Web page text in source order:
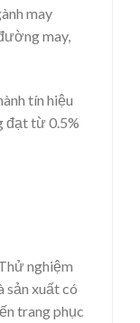
may
may,
tín hiệu
đạt từ 0.5%
nghiệm
sản xuất có
trang phục